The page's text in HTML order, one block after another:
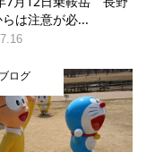
は注意が必...
ブログ